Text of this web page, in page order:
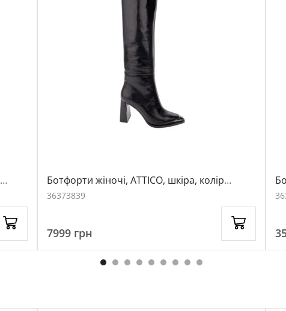
Ботфорти жіночі, ATTICO, шкіра, колір
чорний, 1048475
36373839
7999 грн
36